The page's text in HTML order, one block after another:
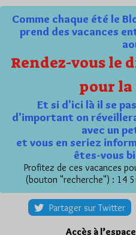
Comme chaque été le
prend des vacances
Rendez-vous le
pour
Et si d'ici là il se
d'important on
avec un
et vous en seriez
êtes-vous
Profitez de ces vacances
(bouton "recherche") : 14
Partager sur Twitter
Accès à